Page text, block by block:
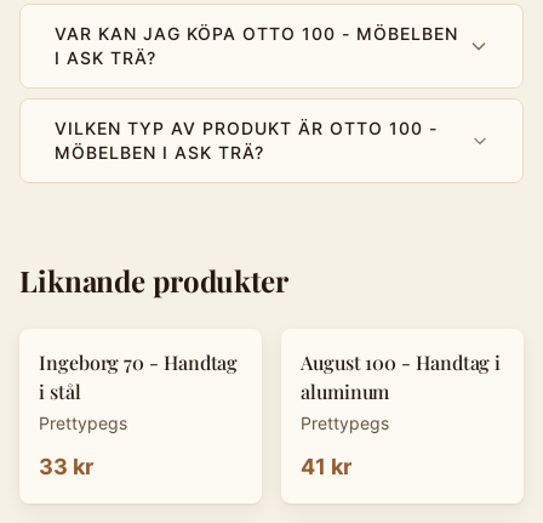
VAR KAN JAG KÖPA OTTO 100 - MÖBELBEN
I ASK TRÄ?
VILKEN TYP AV PRODUKT ÄR OTTO 100 -
MÖBELBEN I ASK TRÄ?
Liknande produkter
Ingeborg 70 - Handtag
i stål
Prettypegs
33 kr
August 100 - Handtag i
aluminum
Prettypegs
41 kr